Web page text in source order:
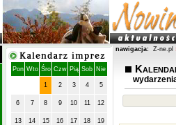
Pon Wto Śro Czw Pią Sob Nie
1 2 3 4 5
6 7 8 9 10 11 12
13 14 15 16 17 18 19
nawigacja: Z-ne.pl